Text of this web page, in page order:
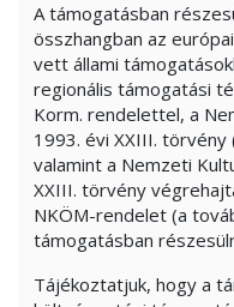
A támogatásban
összhangban az
vett állami
regionális támogatási
Korm. rendelettel, a
1993. évi XXIII. törvény
valamint a Nemzeti
XXIII. törvény
NKÖM-rendelet (a
támogatásban
Tájékoztatjuk, hogy a